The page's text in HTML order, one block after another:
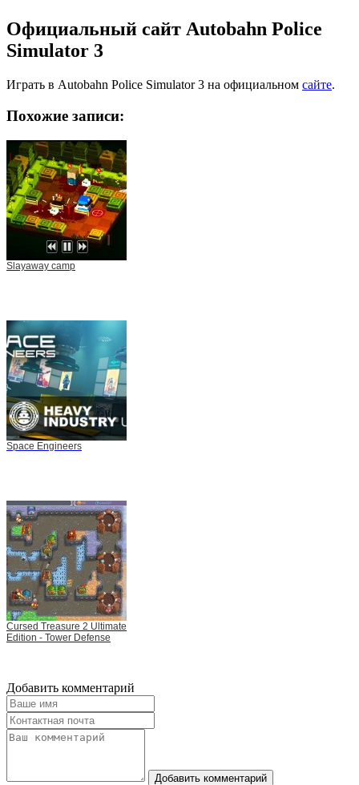
Официальный сайт Autobahn Police
Simulator 3
Играть в Autobahn Police Simulator 3 на официальном сайте.
Похожие записи:
Slayaway camp
Space Engineers
Cursed Treasure 2 Ultimate
Edition - Tower Defense
Добавить комментарий
Добавить комментарий